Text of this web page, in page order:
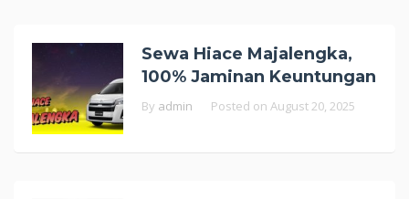
Sewa Hiace Majalengka,
100% Jaminan Keuntungan
By admin Posted on August 20, 2025